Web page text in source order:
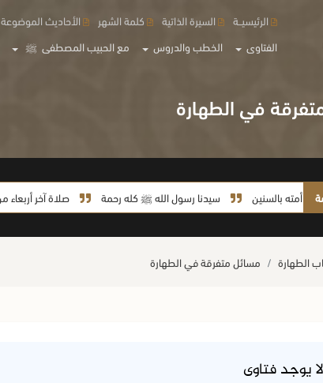
الفتاوى الخطب والدروس مع الحبيب المصطفى ﷺ
الرئيسيــة السيرة الذاتية كلمة الشهر الأحاديث الموضوعة
في الطهارة
بالسنين سيدنا رسول الله ﷺ كله رحمة صلاة آخر أربعاء من صفر
الطهارة مسائل متفرقة في الطهارة
لا يوجد فتاوى